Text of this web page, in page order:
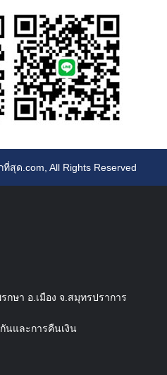
ที่สุด.com , All Rights Reserved
กษา อ.เมือง จ.สมุทรปราการ
นและการคืนเงิน